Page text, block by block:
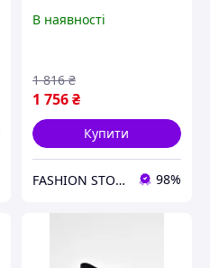
В наявності
1 756₴
1 816 ₴
Купити
FASHION STORE 98%